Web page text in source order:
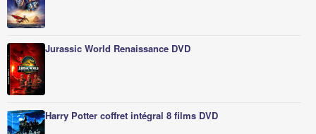
Jurassic World Renaissance DVD
Harry Potter coffret intégral 8 films DVD